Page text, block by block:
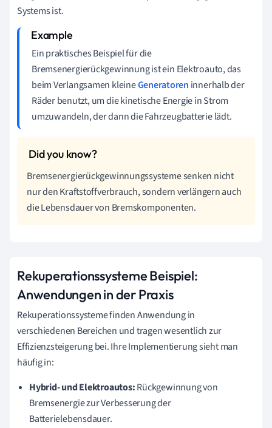
Systems ist.
Ein praktisches Beispiel für die
Bremsenergierückgewinnung ist ein Elektroauto, das
beim Verlangsamen kleineGeneratoren innerhalb der
Räder benutzt, um die kinetische Energie in Strom
umzuwandeln, der dann die Fahrzeugbatterie lädt.
Bremsenergierückgewinnungssysteme senken nicht
nur den Kraftstoffverbrauch, sondern verlängern auch
die Lebensdauer von Bremskomponenten.
Rekuperationssysteme Beispiel:
Anwendungen in der Praxis
Rekuperationssysteme finden Anwendung in
verschiedenen Bereichen und tragen wesentlich zur
Effizienzsteigerung bei. Ihre Implementierung sieht man
häufig in:
Hybrid- und Elektroautos:Rückgewinnung von
Bremsenergie zur Verbesserung der
Batterielebensdauer.